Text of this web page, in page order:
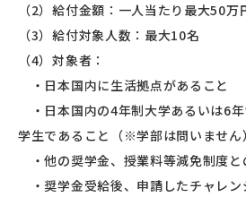
（2）給付金額：一人当たり最大50万
（3）給付対象人数：最大10名
（4）対象者：
・日本国内に生活拠点があること
・日本国内の4年制大学あるいは6
学生であること（※学部は問いません）
・他の奨学金、授業料等減免制度と
・奨学金受給後、申請したチャレン